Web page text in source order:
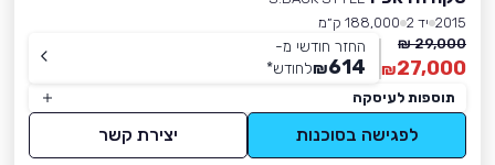
2015 יד 2
188,000 ק״מ
29,000 ₪
27,000
₪
החזר חודשי מ-
614
₪לחודש*
תוספות לעיסקה
לפגישה בסוכנות יצירת קשר